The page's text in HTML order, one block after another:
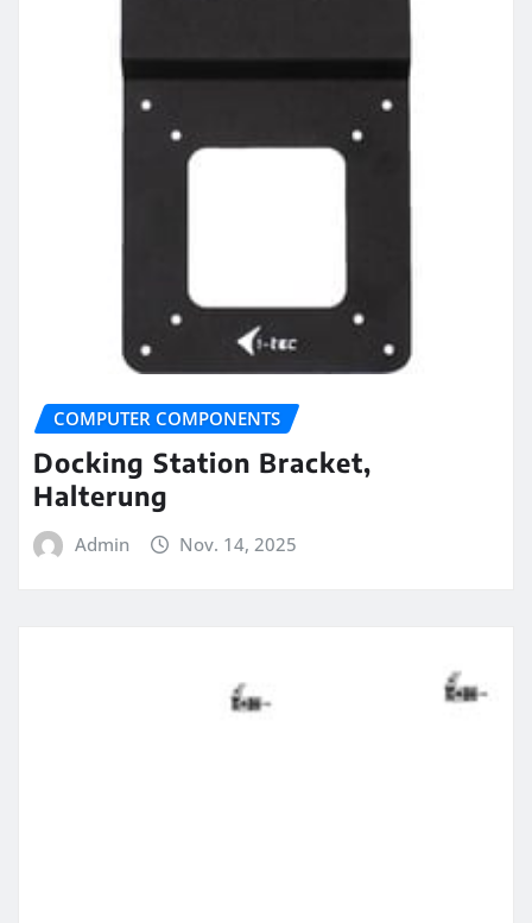
COMPUTER COMPONENTS
Docking Station Bracket,
Halterung
Admin Nov. 14, 2025